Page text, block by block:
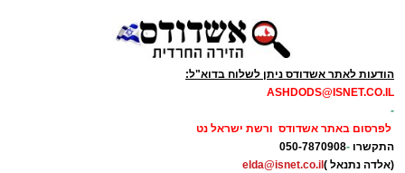
הודעות לאתר אשדודס ניתן לשלוח בדוא"ל:
ASHDODS@ISNET.CO.IL
-
לפרסום באתר אשדודס ורשת ישראל נט
התקשרו -
050-7870908
(אלדה נתנאל ) elda@isnet.co.il